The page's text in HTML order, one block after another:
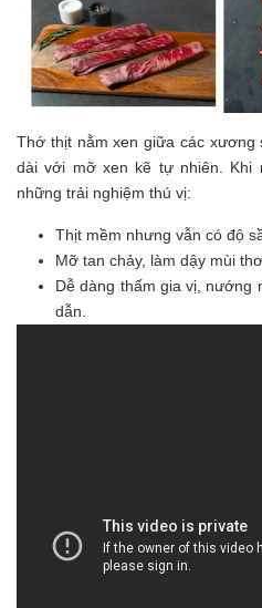
Thớ thịt nằm xen giữa các
dài với mỡ xen kẽ tự nhiên. Khi
những trải nghiệm thú vị:
Thịt mềm nhưng vẫn có độ
Mỡ tan chảy, làm dậy mùi
Dễ dàng thấm gia vị, nướng
dẫn.